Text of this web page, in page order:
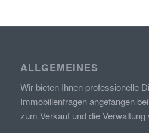
ALLGEMEINES
Wir bieten Ihnen professionelle
Immobilienfragen angefangen
zum Verkauf und die